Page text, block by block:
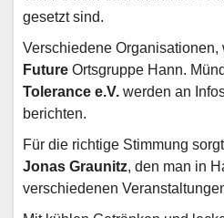
gesetzt sind.
Verschiedene Organisationen,
Future Ortsgruppe Hann.
Tolerance e.V. werden an
berichten.
Für die richtige Stimmung
Jonas Graunitz, den man in
verschiedenen